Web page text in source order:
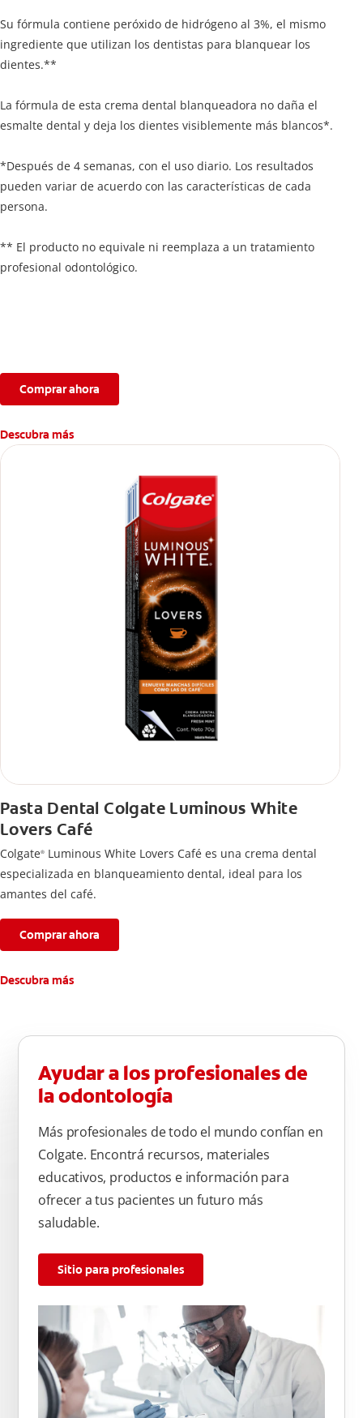
Su fórmula contiene peróxido de hidrógeno al 3%, el mismo
ingrediente que utilizan los dentistas para blanquear los
dientes.**
La fórmula de esta crema dental blanqueadora no daña el
esmalte dental y deja los dientes visiblemente más blancos*.
*Después de 4 semanas, con el uso diario. Los resultados
pueden variar de acuerdo con las características de cada
persona.
** El producto no equivale ni reemplaza a un tratamiento
profesional odontológico.
Comprar ahora
Descubra más
Pasta Dental Colgate Luminous White
Lovers Café
Colgate® Luminous White Lovers Café es una crema dental
especializada en blanqueamiento dental, ideal para los
amantes del café.
Comprar ahora
Descubra más
Ayudar a los profesionales de
la odontología
Más profesionales de todo el mundo confían en
Colgate. Encontrá recursos, materiales
educativos, productos e información para
ofrecer a tus pacientes un futuro más
saludable.
Sitio para profesionales